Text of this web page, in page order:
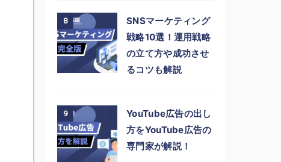
8
SNSマーケティング
戦略10選！運用戦略
の立て方や成功させ
るコツも解説
9
YouTube広告の出し
方をYouTube広告の
専門家が解説！